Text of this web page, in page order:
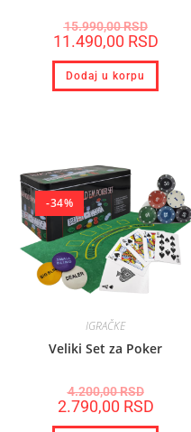
15.990,00RSD
11.490,00 RSD
Dodaj u korpu
-34%
IGRAČKE
Veliki Set za Poker
4.200,00RSD
2.790,00 RSD